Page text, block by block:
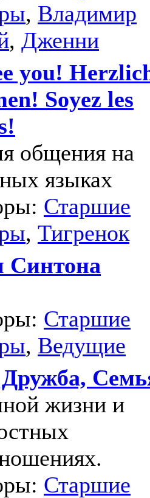
, Владимир
, Дженни
you!
Soyez les
общения на
языках
Старшие
, Тигренок
Синтона
Старшие
, Ведущие
жизни и
Старшие